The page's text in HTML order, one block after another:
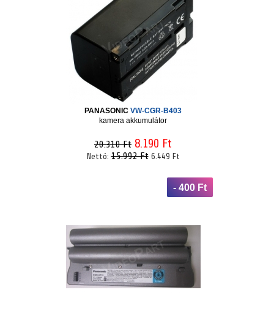
PANASONIC VW-CGR-B403
kamera akkumulátor
20.310 Ft 8.190 Ft
Nettó:15.992 Ft 6.449 Ft
- 400 Ft